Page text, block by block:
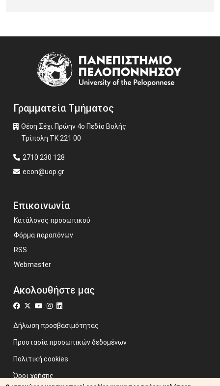
Γραμματεία Τμήματος
Θέση Σέχι Πρώην 4ο Πεδίο Βολής
Τρίπολη ΤΚ 221 00
2710 230 128
econ@uop.gr
Επικοινωνία
Κατάλογος προσωπικού
Φόρμα παραπόνων
RSS
Webmaster
Ακολουθήστε μας
Δήλωση προσβασιμότητας
Προστασία προσωπικών δεδομένων
Πολιτική cookies
Όροι χρήσης